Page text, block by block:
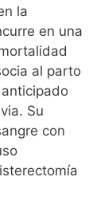
la
en una
al parto
Su
con